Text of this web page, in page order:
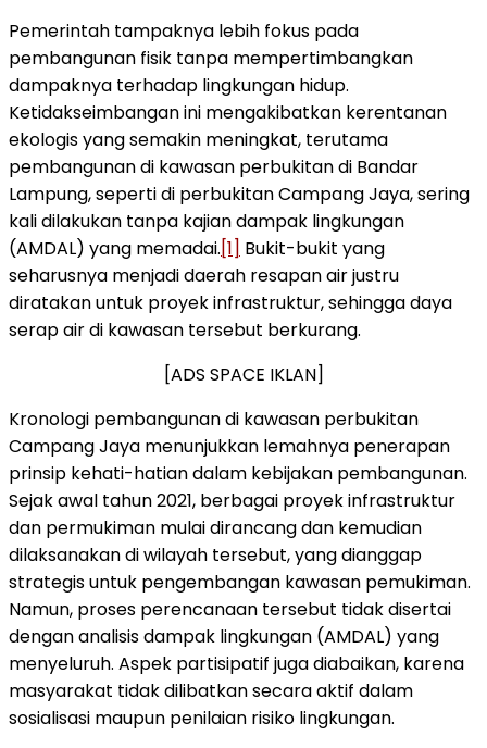
Pemerintah tampaknya lebih fokus pada
pembangunan fisik tanpa mempertimbangkan
dampaknya terhadap lingkungan hidup.
Ketidakseimbangan ini mengakibatkan kerentanan
ekologis yang semakin meningkat, terutama
pembangunan di kawasan perbukitan di Bandar
Lampung, seperti di perbukitan Campang Jaya, sering
kali dilakukan tanpa kajian dampak lingkungan
(AMDAL) yang memadai.[1] Bukit-bukit yang
seharusnya menjadi daerah resapan air justru
diratakan untuk proyek infrastruktur, sehingga daya
serap air di kawasan tersebut berkurang.
[ADS SPACE IKLAN]
Kronologi pembangunan di kawasan perbukitan
Campang Jaya menunjukkan lemahnya penerapan
prinsip kehati-hatian dalam kebijakan pembangunan.
Sejak awal tahun 2021, berbagai proyek infrastruktur
dan permukiman mulai dirancang dan kemudian
dilaksanakan di wilayah tersebut, yang dianggap
strategis untuk pengembangan kawasan pemukiman.
Namun, proses perencanaan tersebut tidak disertai
dengan analisis dampak lingkungan (AMDAL) yang
menyeluruh. Aspek partisipatif juga diabaikan, karena
masyarakat tidak dilibatkan secara aktif dalam
sosialisasi maupun penilaian risiko lingkungan.